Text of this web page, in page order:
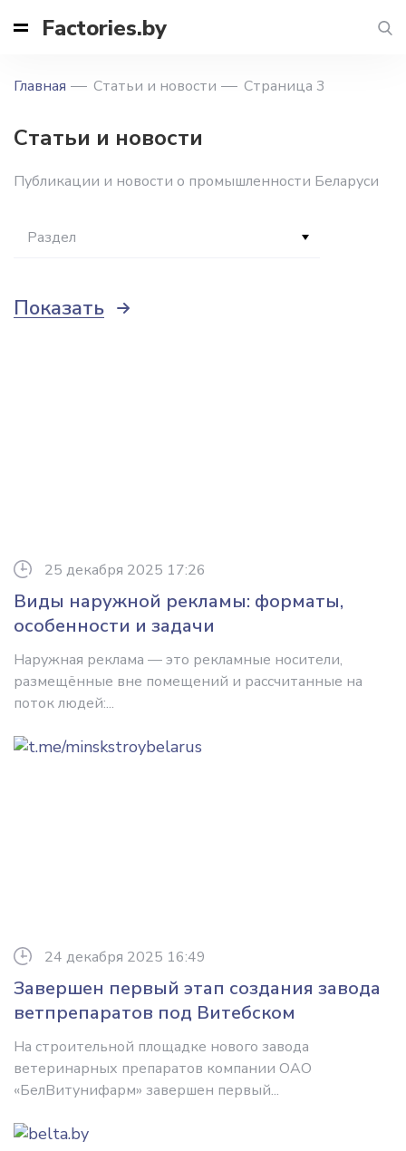
Factories.by
Главная Статьи и новости Страница 3
Статьи и новости
Публикации и новости о промышленности Беларуси
Раздел
Показать
25 декабря 2025 17:26
Виды наружной рекламы: форматы,
особенности и задачи
Наружная реклама — это рекламные носители,
размещённые вне помещений и рассчитанные на
поток людей:...
24 декабря 2025 16:49
Завершен первый этап создания завода
ветпрепаратов под Витебском
На строительной площадке нового завода
ветеринарных препаратов компании ОАО
«БелВитунифарм» завершен первый...